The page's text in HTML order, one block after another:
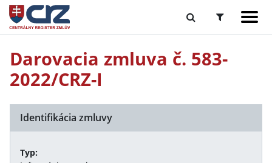
Darovacia zmluva č. 583-
2022/CRZ-I
Identifikácia zmluvy
Typ: